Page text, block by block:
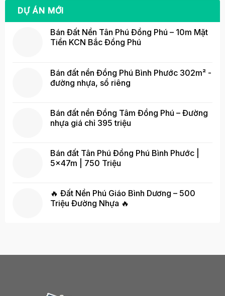
DỰ ÁN MỚI
Bán Đất Nền Tân Phú Đồng Phú – 10m Mặt
Tiền KCN Bắc Đồng Phú
Bán đất nền Đồng Phú Bình Phước 302m² -
đường nhựa, sổ riêng
Bán đất nền Đồng Tâm Đồng Phú – Đường
nhựa giá chỉ 395 triệu
Bán đất Tân Phú Đồng Phú Bình Phước |
5x47m | 750 Triệu
🔥 Đất Nền Phú Giáo Bình Dương – 500
Triệu Đường Nhựa 🔥
510.000.000 ₫.